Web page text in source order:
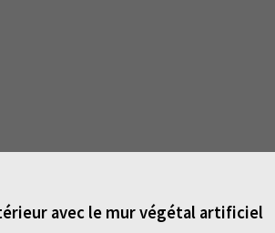
avec le mur végétal artificiel